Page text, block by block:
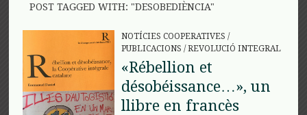
POST TAGGED WITH: "DESOBEDIÈNCIA"
NOTÍCIES COOPERATIVES /
PUBLICACIONS /REVOLUCIÓ INTEGRAL
«Rébellion et
désobéissance…», un
llibre en francès